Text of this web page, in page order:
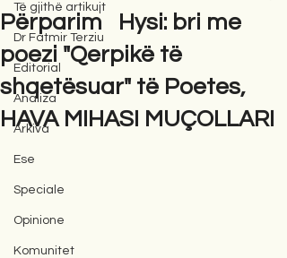
Të gjithë artikujt
Dr Fatmir Terziu
Editorial
Analiza
Arkiva
Ese
Speciale
Opinione
Komunitet
Përparim Hysi: bri me
poezi "Qerpikë të
shqetësuar" të Poetes,
HAVA MIHASI MUÇOLLARI